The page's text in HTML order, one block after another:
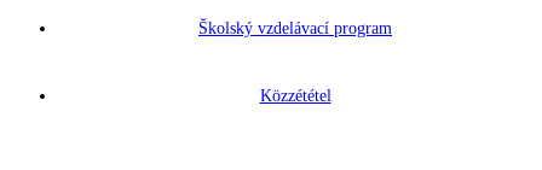
Školský vzdelávací program
Közzététel